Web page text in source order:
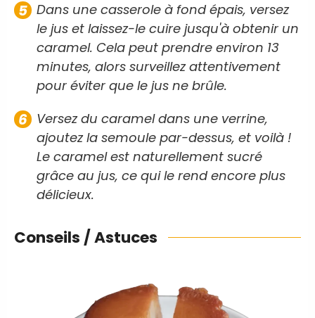
Dans une casserole à fond épais, versez
le jus et laissez-le cuire jusqu'à obtenir un
caramel. Cela peut prendre environ 13
minutes, alors surveillez attentivement
pour éviter que le jus ne brûle.
Versez du caramel dans une verrine,
ajoutez la semoule par-dessus, et voilà !
Le caramel est naturellement sucré
grâce au jus, ce qui le rend encore plus
délicieux.
Conseils / Astuces